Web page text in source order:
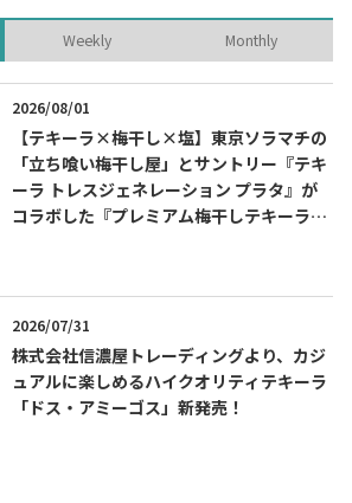
Weekly Monthly
2026/08/01
【テキーラ×梅干し×塩】東京ソラマチの
「立ち喰い梅干し屋」とサントリー『テキ
ーラ トレスジェネレーション プラタ』が
コラボした『プレミアム梅干しテキーラソ
2026/07/31
株式会社信濃屋トレーディングより、カジ
ュアルに楽しめるハイクオリティテキーラ
「ドス・アミーゴス」新発売！